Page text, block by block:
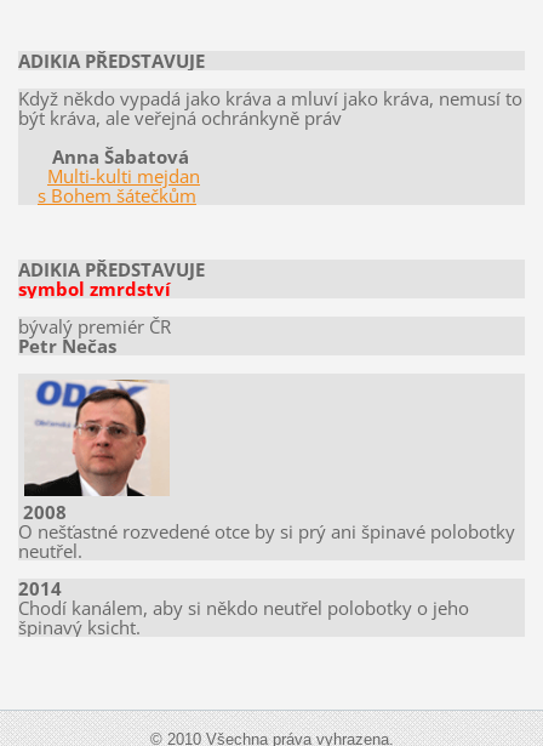
ADIKIA PŘEDSTAVUJE
Když někdo vypadá jako kráva a mluví jako kráva, nemusí to
být kráva, ale veřejná ochránkyně práv
Anna Šabatová
Multi-kulti mejdan
s Bohem šátečkům
ADIKIA PŘEDSTAVUJE
symbol zmrdství
bývalý premiér ČR
Petr Nečas
2008
O nešťastné rozvedené otce by si prý ani špinavé polobotky
neutřel.
2014
Chodí kanálem, aby si někdo neutřel polobotky o jeho
špinavý ksicht.
© 2010 Všechna práva vyhrazena.